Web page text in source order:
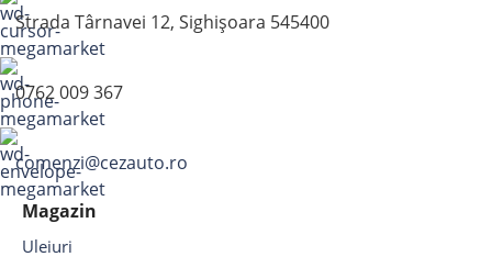
Strada Târnavei 12, Sighișoara 545400
0762 009 367
comenzi@cezauto.ro
Magazin
Uleiuri